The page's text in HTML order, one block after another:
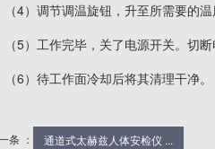
（4）调节调温旋钮，升至所需要的
（5）工作完毕，关了电源开关。切断
（6）待工作面冷却后将其清理干净。
条 ： 通道式太赫兹人体安检仪 ...